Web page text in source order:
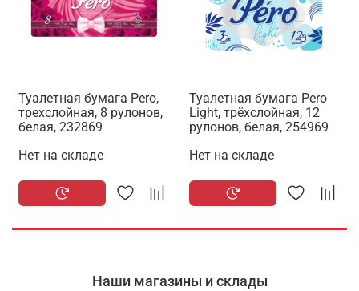
Туалетная бумага Pero,
трехслойная, 8 рулонов,
белая, 232869
Нет на складе
Туалетная бумага Pero
Light, трёхслойная, 12
рулонов, белая, 254969
Нет на складе
Наши магазины и склады